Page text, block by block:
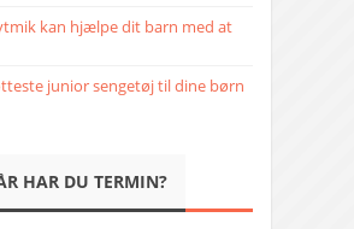
kan hjælpe dit barn med at
junior sengetøj til dine børn
HAR DU TERMIN?